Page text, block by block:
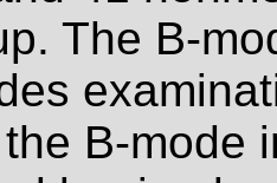
The B-
B-mode